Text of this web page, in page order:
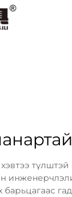
түлштэй
барьцагаас